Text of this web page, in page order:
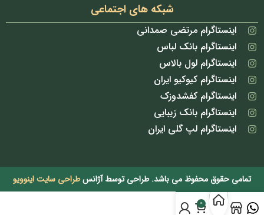
شبکه های اجتماعی
اینستاگرام مرتضی صمدانی
اینستاگرام بانک لباس
اینستاگرام لول بالاس
اینستاگرام کیوکیو ایران
اینستاگرام کفشدوزک
اینستاگرام بانک زیبایی
اینستاگرام لپ گلی ایران
تمامی حقوق محفوظ می باشد. طراحی توسط آژانسطراحی سایت اینوویو
0